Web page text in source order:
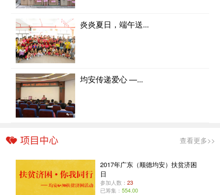
炎炎夏日，端午送...
均安传递爱心 —...
查看更多>>
2017年广东（顺德均安）扶贫济困
日
参加人数： 23
已筹集： 554.00